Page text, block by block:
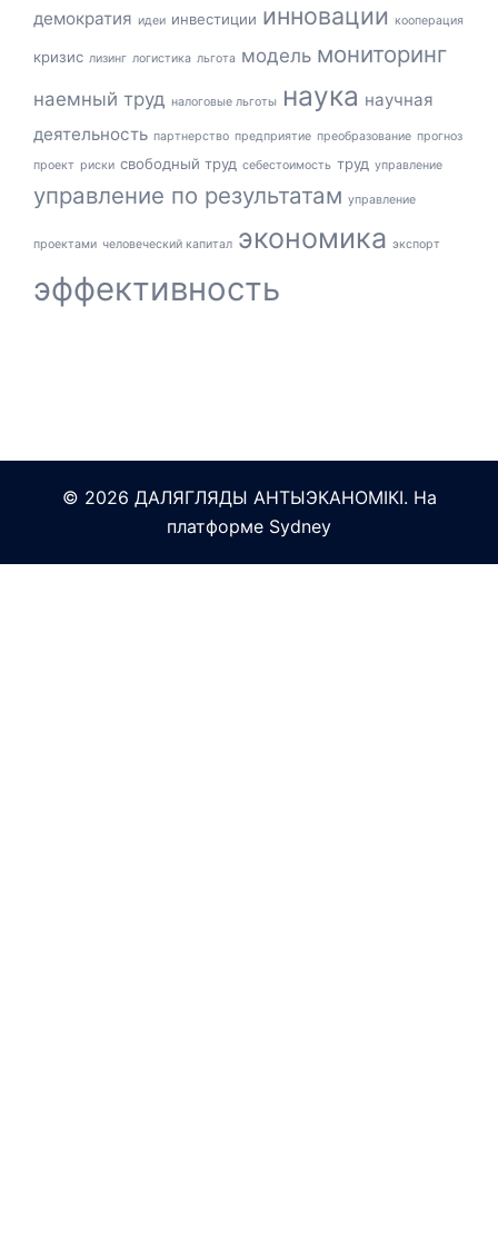
демократия идеи инвестиции инновации кооперация
кризис лизинг логистика льгота модель мониторинг
наемный труд налоговые льготы наука научная
деятельность партнерство предприятие преобразование прогноз
проект риски свободный труд себестоимость труд управление
управление по результатам управление
проектами человеческий капитал экономика экспорт
эффективность
© 2026 ДАЛЯГЛЯДЫ АНТЫЭКАНОМІКІ. На
платформе Sydney